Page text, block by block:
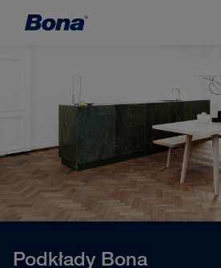
Podkłady Bona